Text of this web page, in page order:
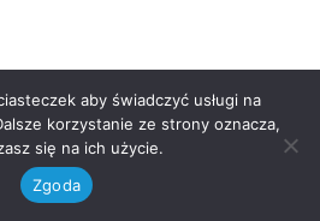
byWordPress
aby świadczyć usługi na
korzystanie ze strony oznacza,
się na ich użycie.
Zgoda